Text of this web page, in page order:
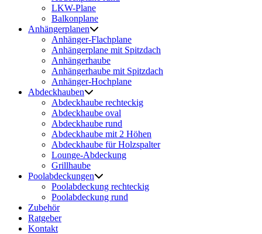
LKW-Plane
Balkonplane
Anhängerplanen
Anhänger-Flachplane
Anhängerplane mit Spitzdach
Anhängerhaube
Anhängerhaube mit Spitzdach
Anhänger-Hochplane
Abdeckhauben
Abdeckhaube rechteckig
Abdeckhaube oval
Abdeckhaube rund
Abdeckhaube mit 2 Höhen
Abdeckhaube für Holzspalter
Lounge-Abdeckung
Grillhaube
Poolabdeckungen
Poolabdeckung rechteckig
Poolabdeckung rund
Zubehör
Ratgeber
Kontakt